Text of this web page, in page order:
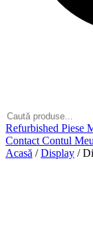
Refurbished Piese
Contact Contul Meu
Acasă / Display /